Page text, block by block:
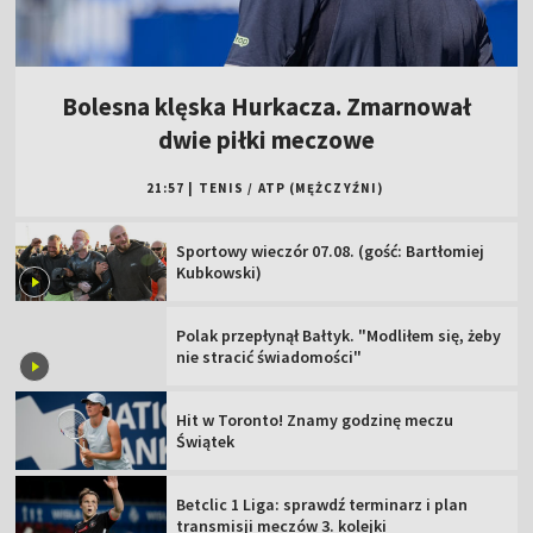
Bolesna klęska Hurkacza. Zmarnował
dwie piłki meczowe
21:57 TENIS / ATP (MĘŻCZYŹNI)
Sportowy wieczór 07.08. (gość: Bartłomiej
Kubkowski)
Polak przepłynął Bałtyk. "Modliłem się, żeby
nie stracić świadomości"
Hit w Toronto! Znamy godzinę meczu
Świątek
Betclic 1 Liga: sprawdź terminarz i plan
transmisji meczów 3. kolejki